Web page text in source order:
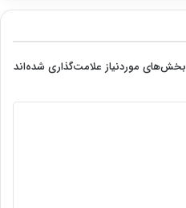
بخش‌های موردنیاز علامت‌گذاری شده‌اند